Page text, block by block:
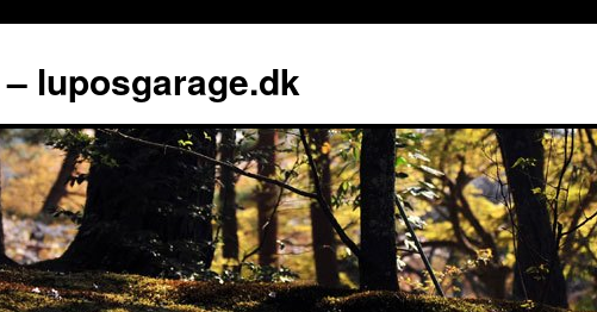
luposgarage.dk